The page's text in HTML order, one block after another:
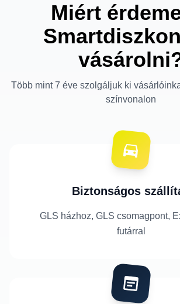
Miért
Több mint 7 éve szolgáljuk ki
színvonalon
Biztonságos
GLS házhoz, GLS csomagpont,
futárral